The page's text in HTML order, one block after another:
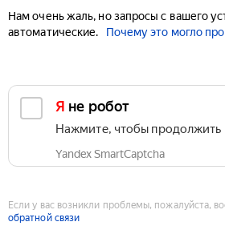
Нам очень жаль, но запросы с вашего
автоматические.
Почему это могло
Я не робот
Нажмите, чтобы продолжить
Yandex SmartCaptcha
Если у вас возникли проблемы, пожалуйста,
обратной связи